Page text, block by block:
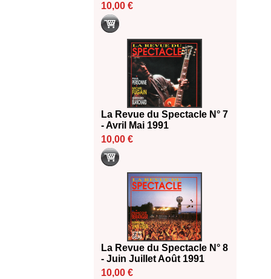
10,00 €
La Revue du Spectacle N° 7
- Avril Mai 1991
10,00 €
La Revue du Spectacle N° 8
- Juin Juillet Août 1991
10,00 €